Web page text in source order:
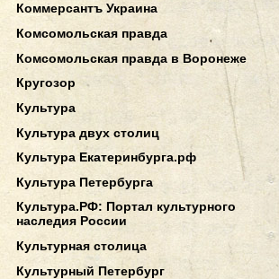
Коммерсантъ Украина
Комсомольская правда
Комсомольская правда в Воронеже
Кругозор
Культура
Культура двух столиц
Культура Екатеринбурга.рф
Культура Петербурга
Культура.РФ: Портал культурного
наследия России
Культурная столица
Культурный Петербург